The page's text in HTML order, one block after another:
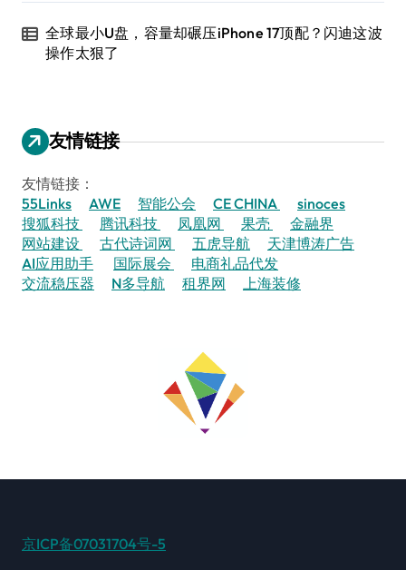
全球最小U盘，容量却碾压iPhone 17顶配？闪迪这波
操作太狠了
友情链接
友情链接：
55Links
AWE 智能公会 CE CHINA
sinoces
搜狐科技
腾讯科技 凤凰网 果壳
金融界
网站建设
古代诗词网 五虎导航
天津博涛广告
AI应用助手
国际展会
电商礼品代发
交流稳压器
N多导航 租界网 上海装修
京ICP备07031704号-5